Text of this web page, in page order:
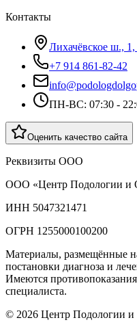
Контакты
Лихачёвское ш.,
+7 914 861-82-42
ПН-ВС: 07:30 -
Оценить качество сайта
Реквизиты ООО
ООО «Центр Подологии и
ИНН 5047321471
ОГРН 1255000100200
Материалы, размещённые
постановки диагноза и
Имеются
специалиста.
© 2026 Центр Подологии и